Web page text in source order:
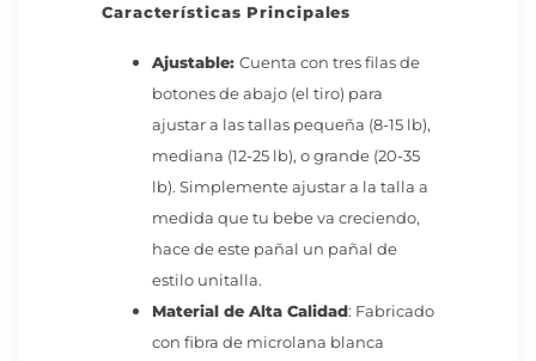
Características Principales
Ajustable: Cuenta con tres filas de
botones de abajo (el tiro) para
ajustar a las tallas pequeña (8-15 lb),
mediana (12-25 lb), o grande (20-35
lb). Simplemente ajustar a la talla a
medida que tu bebe va creciendo,
hace de este pañal un pañal de
estilo unitalla.
Material de Alta Calidad: Fabricado
con fibra de microlana blanca